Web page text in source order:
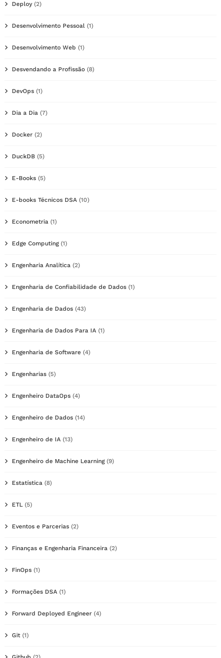
Deploy (2)
Desenvolvimento Pessoal (1)
Desenvolvimento Web (1)
Desvendando a Profissão (8)
DevOps (1)
Dia a Dia (7)
Docker (2)
DuckDB (5)
E-Books (5)
E-books Técnicos DSA (10)
Econometria (1)
Edge Computing(1)
Engenharia Analítica (2)
Engenharia de Confiabilidade de Dados (1)
Engenharia de Dados (43)
Engenharia de Dados Para IA (1)
Engenharia de Software (4)
Engenharias (5)
Engenheiro DataOps (4)
Engenheiro de Dados (14)
Engenheiro de IA (13)
Engenheiro de Machine Learning(9)
Estatística (8)
ETL (5)
Eventos e Parcerias (2)
Finanças e Engenharia Financeira (2)
FinOps (1)
Formações DSA (1)
Forward Deployed Engineer (4)
Git (1)